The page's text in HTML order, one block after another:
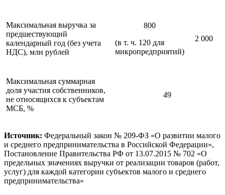
Максимальная выручка за
предшествующий
календарный год (без учета
НДС), млн рублей
800
(в т. ч. 120 для
микропредприятий)
2 000
Максимальная суммарная
доля участия собственников,
не относящихся к субъектам
МСБ, %
49
Источник: Федеральный закон № 209-ФЗ «О развитии малого
и среднего предпринимательства в Российской Федерации»,
Постановление Правительства РФ от 13.07.2015 № 702 «О
предельных значениях выручки от реализации товаров (работ,
услуг) для каждой категории субъектов малого и среднего
предпринимательства»